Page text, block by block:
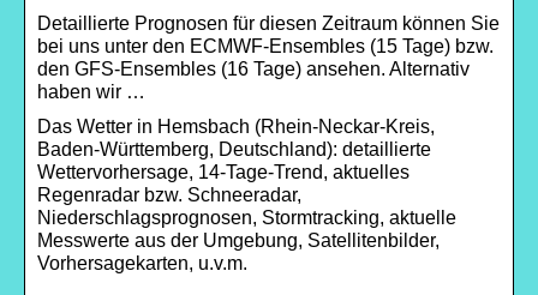
Detaillierte Prognosen für diesen Zeitraum können Sie
bei uns unter den ECMWF-Ensembles (15 Tage) bzw.
den GFS-Ensembles (16 Tage) ansehen. Alternativ
haben wir …
Das Wetter in Hemsbach (Rhein-Neckar-Kreis,
Baden-Württemberg, Deutschland): detaillierte
Wettervorhersage, 14-Tage-Trend, aktuelles
Regenradar bzw. Schneeradar,
Niederschlagsprognosen, Stormtracking, aktuelle
Messwerte aus der Umgebung, Satellitenbilder,
Vorhersagekarten, u.v.m.